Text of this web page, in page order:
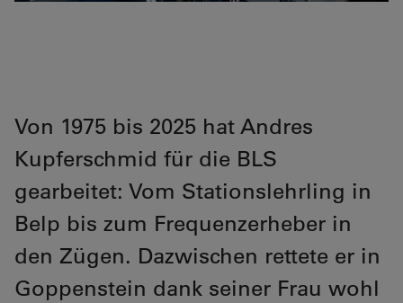
Von 1975 bis 2025 hat Andres
Kupferschmid für die BLS
gearbeitet: Vom Stationslehrling in
Belp bis zum Frequenzerheber in
den Zügen. Dazwischen rettete er in
Goppenstein dank seiner Frau wohl